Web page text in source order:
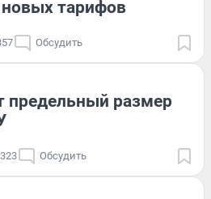
тарифов
Обсудить
предельный размер
323 Обсудить